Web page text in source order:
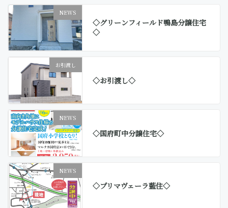
NEWS
◇グリーンフィールド鴨島分譲住宅
◇
お引渡し
◇お引渡し◇
NEWS
◇国府町中分譲住宅◇
NEWS
◇プリマヴェーラ藍住◇